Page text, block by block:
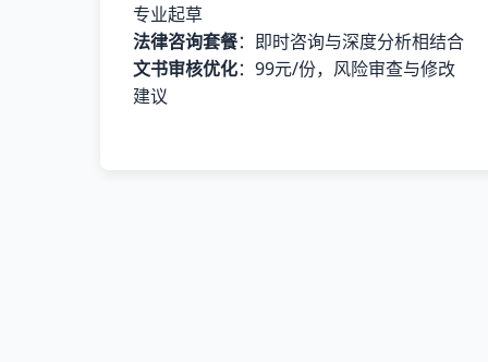
专业起草
法律咨询套餐：即时咨询与深度分析相结合
文书审核优化：99元/份，风险审查与修改
建议